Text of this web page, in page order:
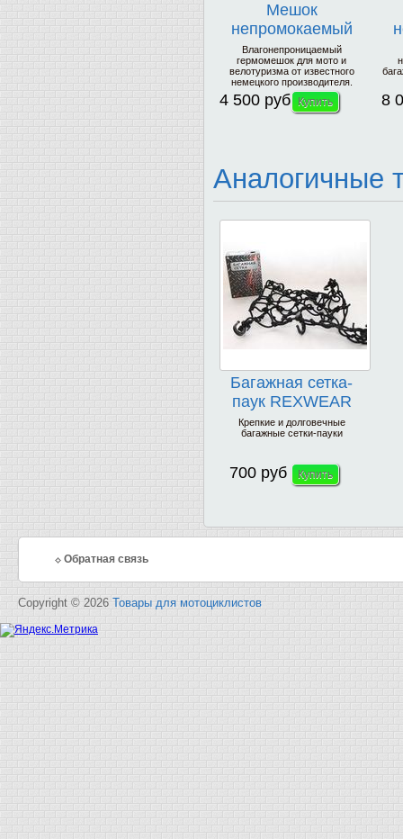
Мешок
непромокаемый
TOURATECH
PD350 Dry Bag
Влагонепроницаемый
гермомешок для мото и
велотуризма от известного
немецкого производителя.
4 500 руб 8
Аналогичные
Багажная сетка-
паук REXWEAR
Крепкие и долговечные
багажные сетки-пауки
700 руб
Обратная связь
Copyright © 2026 Товары для мотоциклистов